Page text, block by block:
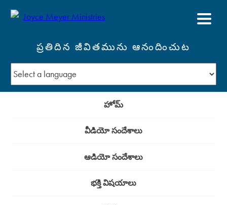
ప్రతిదిన జీవితమును ఆనందించుట
హోమ్
వీడియో సందేశాలు
ఆడియో సందేశాలు
భక్తి విషయాలు